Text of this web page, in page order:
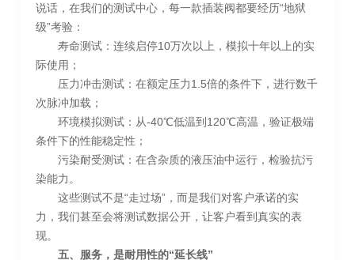
说话，在我们的测试中心，每一款插装阀都要经历“地狱
级”考验：
寿命测试：连续启停10万次以上，模拟十年以上的实
际使用；
压力冲击测试：在额定压力1.5倍的条件下，进行数千
次脉冲加载；
环境模拟测试：从-40℃低温到120℃高温，验证极端
条件下的性能稳定性；
污染耐受测试：在含杂质的液压油中运行，检验抗污
染能力。
这些测试不是“走过场”，而是我们对客户承诺的实
力，我们甚至会将测试数据公开，让客户看到真实的表
现。
五、服务，是耐用性的“延长线”